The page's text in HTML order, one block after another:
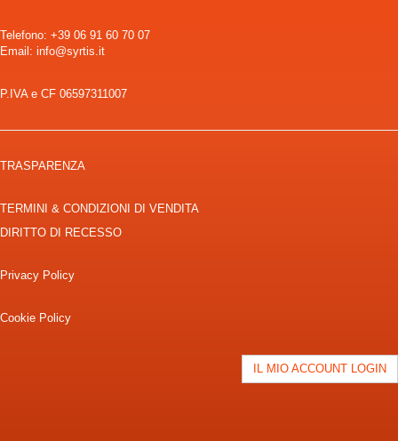
Telefono: +39 06 91 60 70 07
Email: info@syrtis.it
P.IVA e CF 06597311007
TRASPARENZA
TERMINI & CONDIZIONI DI VENDITA
DIRITTO DI RECESSO
Privacy Policy
Cookie Policy
IL MIO ACCOUNT LOGIN